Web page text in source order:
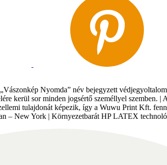
Nyomda” név bejegyzett
kerül sor minden jogsértő személlyel szemben. | A
tulajdonát képezik, így a Wuwu Print Kft.
– New York | Környezetbarát HP LATEX